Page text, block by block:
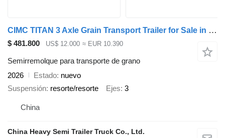
CIMC TITAN 3 Axle Grain Transport Trailer for Sale in Jamaica
$ 481.800 US$ 12.000 ≈ EUR 10.390
Semirremolque para transporte de grano
2026
Estado nuevo
Suspensión resorte/resorte Ejes 3
China
China Heavy Semi Trailer Truck Co., Ltd.